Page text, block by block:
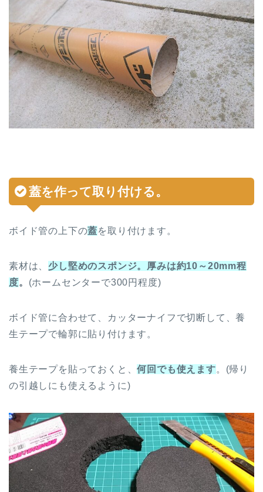
蓋を作って取り付ける。
ボイド管の上下の蓋を取り付けます。
素材は、 少し堅めのスポンジ。厚みは約10～20mm程
度。 (ホームセンターで300円程度)
ボイド管に合わせて、カッターナイフで切断して、養
生テープで輪郭に貼り付けます。
養生テープを貼っておくと、何回でも使えます。(帰り
の引越しにも使えるように)